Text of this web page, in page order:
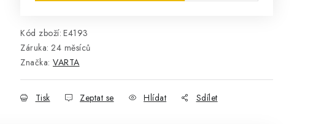
Kód zboží: E4193
Záruka: 24 měsíců
Značka: VARTA
Tisk Zeptat se Hlídat Sdílet